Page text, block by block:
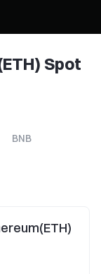
Spot
BNB